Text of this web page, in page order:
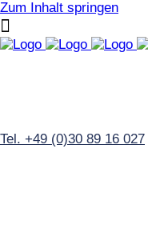
Zum Inhalt springen
Tel. +49 (0)30 89 16 027